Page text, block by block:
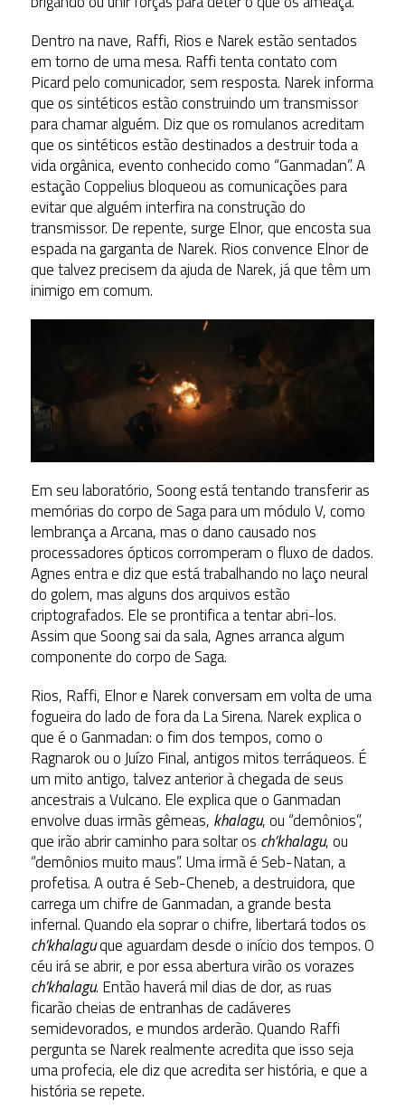
Dentro na nave, Raffi, Rios e Narek estão sentados
em torno de uma mesa. Raffi tenta contato com
Picard pelo comunicador, sem resposta. Narek informa
que os sintéticos estão construindo um transmissor
para chamar alguém. Diz que os romulanos acreditam
que os sintéticos estão destinados a destruir toda a
vida orgânica, evento conhecido como “Ganmadan”. A
estação Coppelius bloqueou as comunicações para
evitar que alguém interfira na construção do
transmissor. De repente, surge Elnor, que encosta sua
espada na garganta de Narek. Rios convence Elnor de
que talvez precisem da ajuda de Narek, já que têm um
inimigo em comum.
Em seu laboratório, Soong está tentando transferir as
memórias do corpo de Saga para um módulo V, como
lembrança a Arcana, mas o dano causado nos
processadores ópticos corromperam o fluxo de dados.
Agnes entra e diz que está trabalhando no laço neural
do golem, mas alguns dos arquivos estão
criptografados. Ele se prontifica a tentar abri-los.
Assim que Soong sai da sala, Agnes arranca algum
componente do corpo de Saga.
Rios, Raffi, Elnor e Narek conversam em volta de uma
fogueira do lado de fora da La Sirena. Narek explica o
que é o Ganmadan: o fim dos tempos, como o
Ragnarok ou o Juízo Final, antigos mitos terráqueos. É
um mito antigo, talvez anterior à chegada de seus
ancestrais a Vulcano. Ele explica que o Ganmadan
envolve duas irmãs gêmeas, khalagu, ou “demônios”,
que irão abrir caminho para soltar os ch’khalagu, ou
“demônios muito maus”. Uma irmã é Seb-Natan, a
profetisa. A outra é Seb-Cheneb, a destruidora, que
carrega um chifre de Ganmadan, a grande besta
infernal. Quando ela soprar o chifre, libertará todos os
ch’khalaguque aguardam desde o início dos tempos. O
céu irá se abrir, e por essa abertura virão os vorazes
ch’khalagu. Então haverá mil dias de dor, as ruas
ficarão cheias de entranhas de cadáveres
semidevorados, e mundos arderão. Quando Raffi
pergunta se Narek realmente acredita que isso seja
uma profecia, ele diz que acredita ser história, e que a
história se repete.